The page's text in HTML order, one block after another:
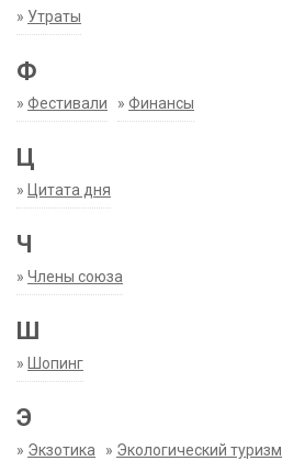
» Утраты
Ф
» Фестивали » Финансы
Ц
» Цитата дня
Ч
» Члены союза
Ш
» Шопинг
Э
» Экзотика » Экологический туризм